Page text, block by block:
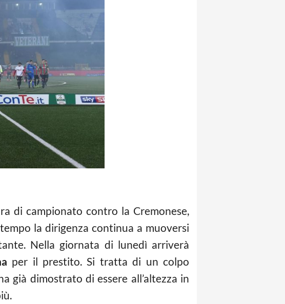
di campionato contro la Cremonese,
la dirigenza continua a muoversi
Nella giornata di lunedì arriverà
per il prestito. Si tratta di un colpo
già dimostrato di essere all’altezza in